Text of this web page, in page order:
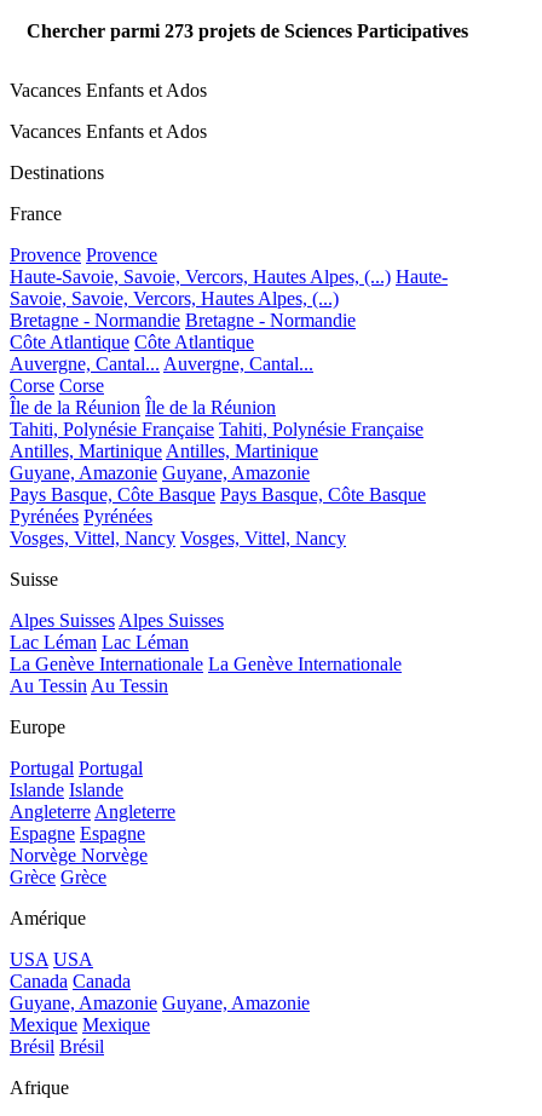
Chercher parmi 273 projets de Sciences Participatives
Vacances Enfants et Ados
Vacances Enfants et Ados
Destinations
France
Provence Provence
Haute-Savoie, Savoie, Vercors, Hautes Alpes, (...) Haute-
Savoie, Savoie, Vercors, Hautes Alpes, (...)
Bretagne - Normandie Bretagne - Normandie
Côte Atlantique Côte Atlantique
Auvergne, Cantal... Auvergne, Cantal...
Corse Corse
Île de la Réunion Île de la Réunion
Tahiti, Polynésie Française Tahiti, Polynésie Française
Antilles, Martinique Antilles, Martinique
Guyane, Amazonie Guyane, Amazonie
Pays Basque, Côte Basque Pays Basque, Côte Basque
Pyrénées Pyrénées
Vosges, Vittel, Nancy Vosges, Vittel, Nancy
Suisse
Alpes Suisses Alpes Suisses
Lac Léman Lac Léman
La Genève Internationale La Genève Internationale
Au Tessin Au Tessin
Europe
Portugal Portugal
Islande Islande
Angleterre Angleterre
Espagne Espagne
Norvège Norvège
Grèce Grèce
Amérique
USA USA
Canada Canada
Guyane, Amazonie Guyane, Amazonie
Mexique Mexique
Brésil Brésil
Afrique